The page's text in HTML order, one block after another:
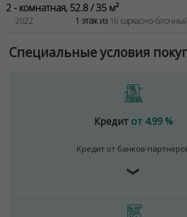
2 - комнатная, 52.8 / 35 м²
2022 1 этаж из16 каркасно-
Специальные условия
Кредит от 4.99 %
Кредит от банков-
❯